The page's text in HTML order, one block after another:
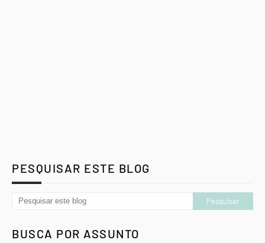
PESQUISAR ESTE BLOG
BUSCA POR ASSUNTO